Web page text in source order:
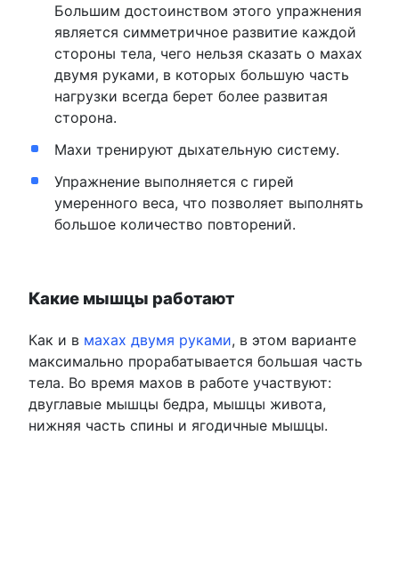
Большим достоинством этого упражнения
является симметричное развитие каждой
стороны тела, чего нельзя сказать о махах
двумя руками, в которых большую часть
нагрузки всегда берет более развитая
сторона.
Махи тренируют дыхательную систему.
Упражнение выполняется с гирей
умеренного веса, что позволяет выполнять
большое количество повторений.
Какие мышцы работают
Как и в махах двумя руками, в этом варианте
максимально прорабатывается большая часть
тела. Во время махов в работе участвуют:
двуглавые мышцы бедра, мышцы живота,
нижняя часть спины и ягодичные мышцы.